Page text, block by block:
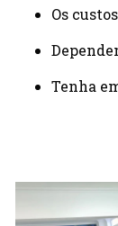
Os
Tenha